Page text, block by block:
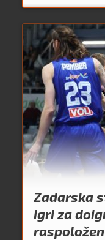
Zadarska
igri za